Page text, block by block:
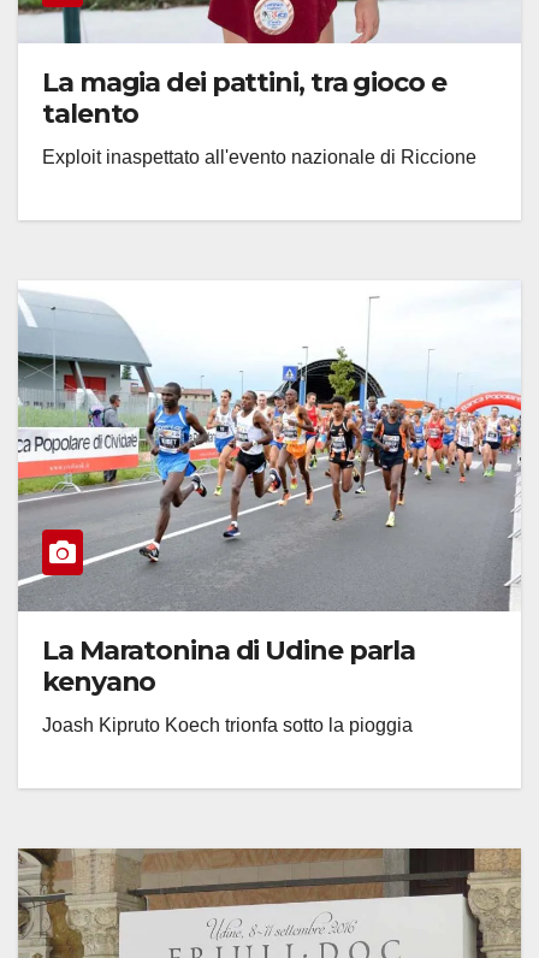
La magia dei pattini, tra gioco e
talento
Exploit inaspettato all'evento nazionale di Riccione
La Maratonina di Udine parla
kenyano
Joash Kipruto Koech trionfa sotto la pioggia